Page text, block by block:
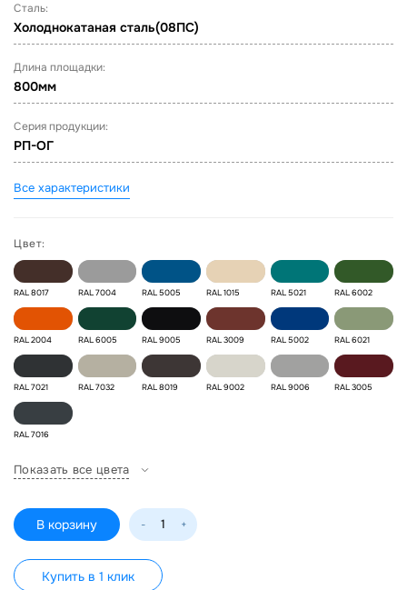
Сталь:
Холоднокатаная сталь(08ПС)
Длина площадки:
800мм
Серия продукции:
РП-ОГ
Все характеристики
Цвет:
RAL 8017 RAL 7004 RAL 5005 RAL 1015 RAL 5021 RAL 6002
RAL 2004 RAL 6005 RAL 9005 RAL 3009 RAL 5002 RAL 6021
RAL 7021 RAL 7032 RAL 8019 RAL 9002 RAL 9006 RAL 3005
RAL 7016
Показать все цвета
В корзину - +
Купить в 1 клик